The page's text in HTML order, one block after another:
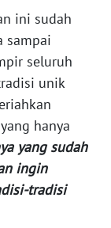
ini sudah
sampai
seluruh
unik
hanya
yang sudah
ingin
tradisi